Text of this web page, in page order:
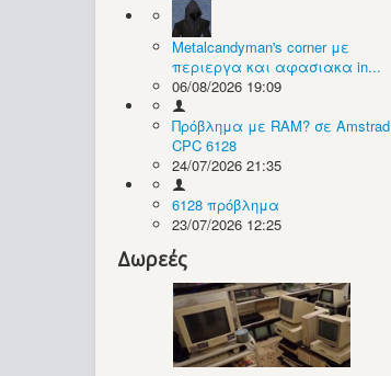
Metalcandyman's corner με
περιεργα και αφασιακα in...
06/08/2026 19:09
Πρόβλημα με RAM? σε Amstrad
CPC 6128
24/07/2026 21:35
6128 πρόβλημα
23/07/2026 12:25
Δωρεές